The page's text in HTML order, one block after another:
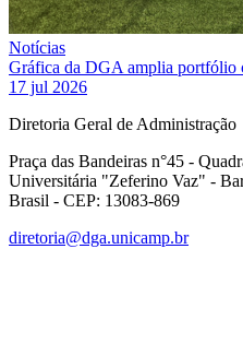
Notícias
Gráfica da DGA amplia portfólio
17 jul 2026
Diretoria Geral de Administração
Praça das Bandeiras n°45 -
Universitária "Zeferino Vaz" -
Brasil - CEP: 13083-869
diretoria@dga.unicamp.br